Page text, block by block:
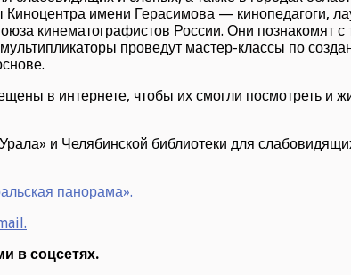
Киноцентра имени Герасимова — кинопедагоги,
кинематографистов России. Они познакомят с
проведут мастер-классы по
в интернете, чтобы их смогли посмотреть и
и Челябинской библиотеки для
панорама».
в соцсетях.